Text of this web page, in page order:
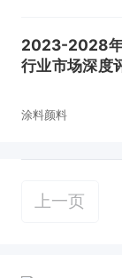
2023-2028
行业市场深度
涂料颜料
上一页